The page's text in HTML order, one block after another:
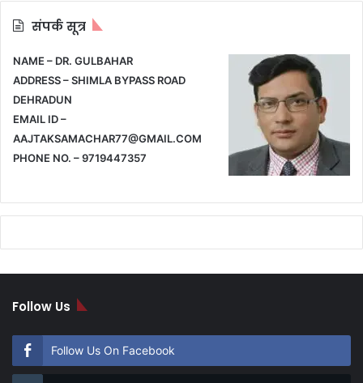
संपर्क सूत्र
NAME – DR. GULBAHAR
ADDRESS – SHIMLA BYPASS ROAD
DEHRADUN
EMAIL ID –
AAJTAKSAMACHAR77@GMAIL.COM
PHONE NO. – 9719447357
Follow Us
Follow Us On Facebook